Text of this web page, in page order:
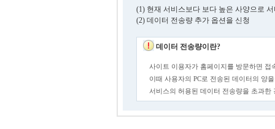
(1) 현재 서비스보다 보다 높은 사양으로
(2) 데이터 전송량 추가 옵션을 신청
데이터 전송량이란?
사이트 이용자가 홈페이지를 방문하면 접
이때 사용자의 PC로 전송된 데이터의 양
서비스의 허용된 데이터 전송량을 초과